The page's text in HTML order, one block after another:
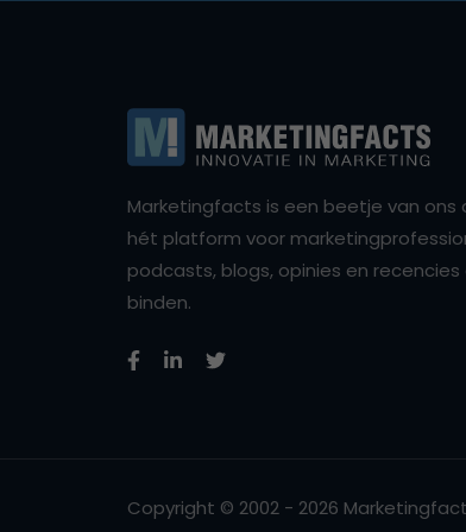
Marketingfacts is een beetje van ons
hét platform voor
podcasts, blogs, opinies en
binden.
Copyright © 2002 - 2026